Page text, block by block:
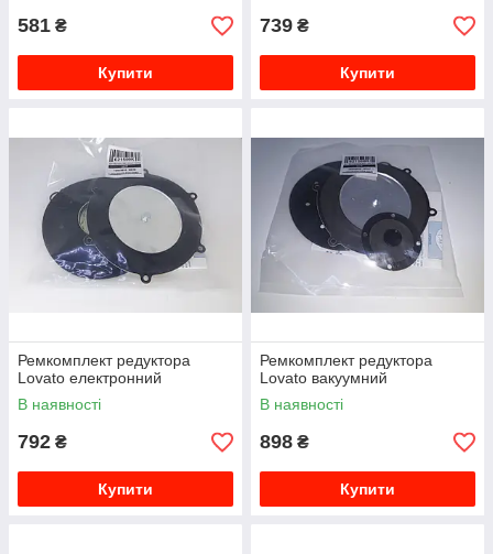
581 ₴
Купити
739 ₴
Купити
Ремкомплект редуктора
Lovato електронний
В наявності
792 ₴
Купити
Ремкомплект редуктора
Lovato вакуумний
В наявності
898 ₴
Купити